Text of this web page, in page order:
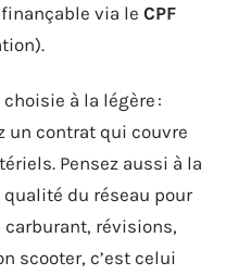
via le CPF
à la légère :
un contrat qui couvre
Pensez aussi à la
du réseau pour
carburant, révisions,
scooter, c’est celui